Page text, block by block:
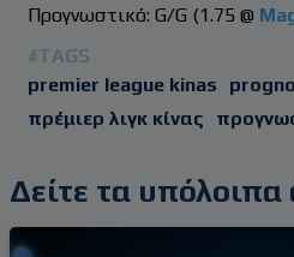
Προγνωστικό: G/G (1.75 @
#TAGS
premier league kinas
πρέμιερ λιγκ κίνας
Δείτε τα